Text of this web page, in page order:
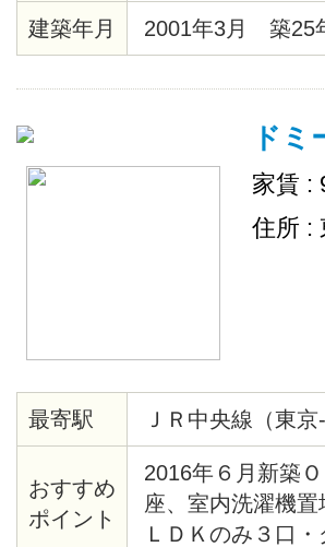
ト、シューズボ
ー、ゴミ置場、
建築年月 2001年3月 築25
ド
家賃 :
住所 :
最寄駅 ＪＲ中央線（東
おすすめ
ポイント
2016年６月新築
座、室内洗濯機
ＬＤＫのみ３口